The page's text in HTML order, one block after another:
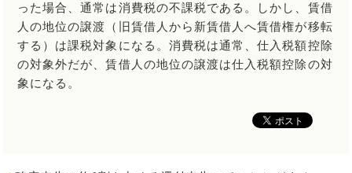
った場合、通常は消費税の不課税である。しかし、賃借
人の地位の譲渡（旧賃借人から新賃借人へ賃借権が移転
する）は課税対象になる。消費税は通常、仕入税額控除
の対象外だが、賃借人の地位の譲渡は仕入税額控除の対
象になる。